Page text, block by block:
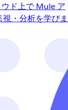
ド上で Mule ア
・分析を学びま